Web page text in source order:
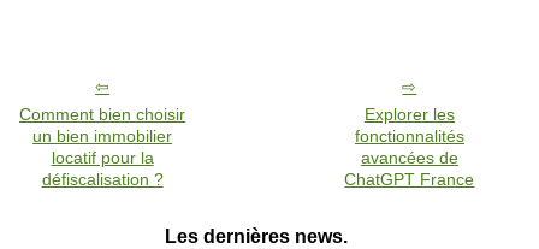
Comment bien choisir
un bien immobilier
locatif pour la
défiscalisation ?
Explorer les
fonctionnalités
avancées de
ChatGPT France
Les dernières news.